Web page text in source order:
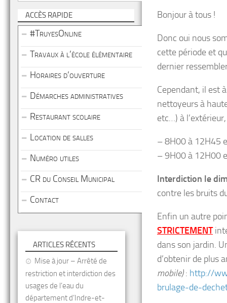
Bonjour à tous !
Donc oui nous
cette période et
dernier
Cependant, il est
nettoyeurs à
etc…) à
– 8H00 à 12H45
– 9H00 à 12H00
Interdiction le
contre les bruits
Enfin un autre
STRICTEMENT
dans son jardin.
d’obtenir de plus
mobile): http://
brulage-de-
ACCÈS RAPIDE
#TruyesOnline
Travaux à l’école élémentaire
Horaires d’ouverture
Démarches administratives
Restaurant scolaire
Location de salles
Numéro utiles
CR du Conseil Municipal
Contact
ARTICLES RÉCENTS
Mise à jour – Arrêté de
restriction et interdiction des
usages de l’eau du
département d’Indre-et-